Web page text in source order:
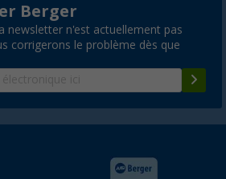
Berger
newsletter n'est actuellement pas
corrigerons le problème dès que